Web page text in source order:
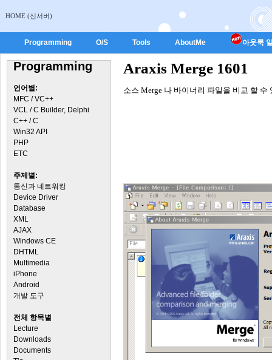
HOME (신서버)
Programming O/S Tools AboutMe 아웃룩
Programming
언어별:
MFC / VC++
VCL / C Builder, Delphi
C++ / C
Win32 API
PHP
ETC
주제별:
통신과 네트워킹
Device Driver
Database
XML
AJAX
Windows CE
DHTML
Multimedia
iPhone
Android
개발 도구
전체 항목별
Lecture
Downloads
Documents
Araxis Merge 1601
소스 Merge 나 바이너리 파일을 비교 할 수